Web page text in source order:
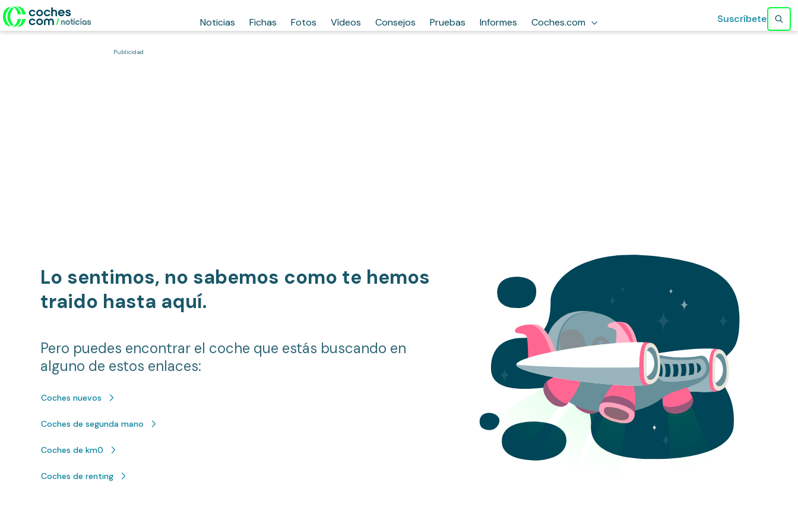
Noticias Fichas Fotos Vídeos Consejos Pruebas Informes Coches.com Suscríbete
Publicidad
Lo sentimos, no sabemos como te hemos
traido hasta aquí.
Pero puedes encontrar el coche que estás buscando en
alguno de estos enlaces:
Coches nuevos
Coches de segunda mano
Coches de km0
Coches de renting